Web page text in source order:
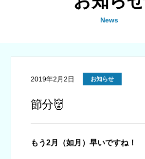
News
2019年2月2日 お知らせ
節分👹
もう2月（如月）早いですね！